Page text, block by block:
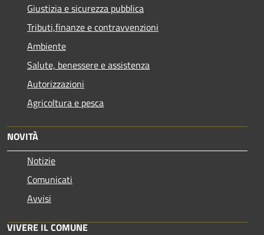
Giustizia e sicurezza pubblica
Tributi,finanze e contravvenzioni
Ambiente
Salute, benessere e assistenza
Autorizzazioni
Agricoltura e pesca
NOVITÀ
Notizie
Comunicati
Avvisi
VIVERE IL COMUNE